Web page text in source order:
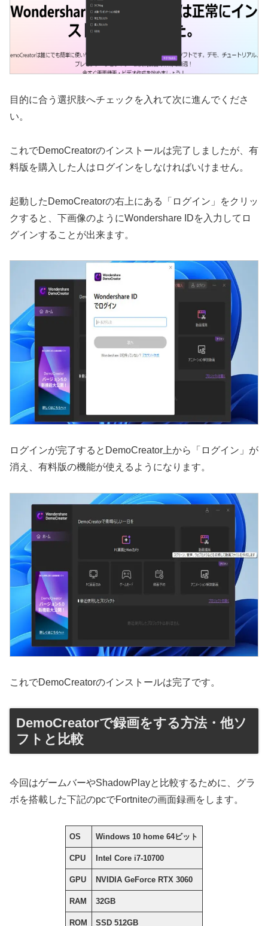
目的に合う選択肢へチェックを入れて次に進んでくださ
い。
これでDemoCreatorのインストールは完了しましたが、有
料版を購入した人はログインをしなければいけません。
起動したDemoCreatorの右上にある「ログイン」をクリッ
クすると、下画像のようにWondershare IDを入力してロ
グインすることが出来ます。
ログインが完了するとDemoCreator上から「ログイン」が
消え、有料版の機能が使えるようになります。
これでDemoCreatorのインストールは完了です。
DemoCreatorで録画をする方法・他ソ
フトと比較
今回はゲームバーやShadowPlayと比較するために、グラ
ボを搭載した下記のpcでFortniteの画面録画をします。
OS Windows 10 home 64ビット
CPU Intel Core i7-10700
GPU NVIDIA GeForce RTX 3060
RAM 32GB
ROM SSD 512GB